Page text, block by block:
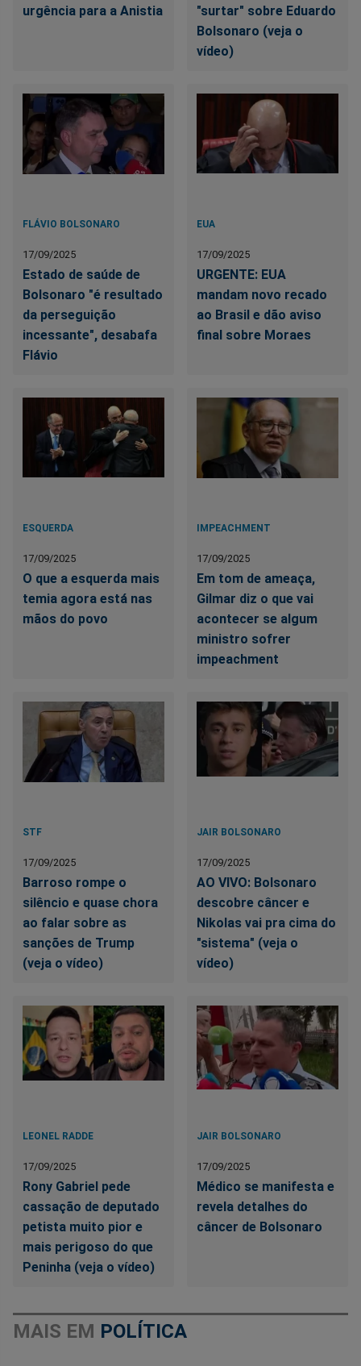
urgência para a Anistia
"surtar" sobre Eduardo
Bolsonaro (veja o
vídeo)
FLÁVIO BOLSONARO
17/09/2025
Estado de saúde de
Bolsonaro "é resultado
da perseguição
incessante", desabafa
Flávio
EUA
17/09/2025
URGENTE: EUA
mandam novo recado
ao Brasil e dão aviso
final sobre Moraes
ESQUERDA
17/09/2025
O que a esquerda mais
temia agora está nas
mãos do povo
IMPEACHMENT
17/09/2025
Em tom de ameaça,
Gilmar diz o que vai
acontecer se algum
ministro sofrer
impeachment
STF
17/09/2025
Barroso rompe o
silêncio e quase chora
ao falar sobre as
sanções de Trump
(veja o vídeo)
JAIR BOLSONARO
17/09/2025
AO VIVO: Bolsonaro
descobre câncer e
Nikolas vai pra cima do
"sistema" (veja o
vídeo)
LEONEL RADDE
17/09/2025
Rony Gabriel pede
cassação de deputado
petista muito pior e
mais perigoso do que
Peninha (veja o vídeo)
JAIR BOLSONARO
17/09/2025
Médico se manifesta e
revela detalhes do
câncer de Bolsonaro
MAIS EM POLÍTICA